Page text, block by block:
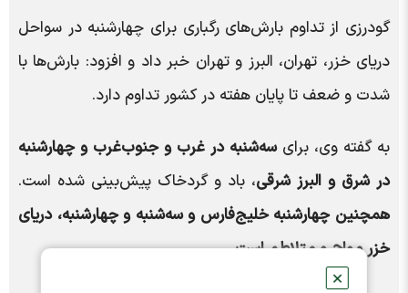
✕
گودرزی از تداوم بارش‌های رگباری برای چهارشنبه در سواحل
دریای خزر، تهران، البرز و تهران خبر داد و افزود: بارش‌ها با
شدت و ضعف تا پایان هفته در کشور تداوم دارد.
به گفته وی، برایسه‌شنبه در غرب و جنوب‌غرب و چهارشنبه
در شرق و البرز شرقی، باد و گردخاک پیش‌بینی شده است.
همچنین چهارشنبه خلیج‌فارس و سه‌شنبه و چهارشنبه، دریای
خزر مواج و متلاطم است.